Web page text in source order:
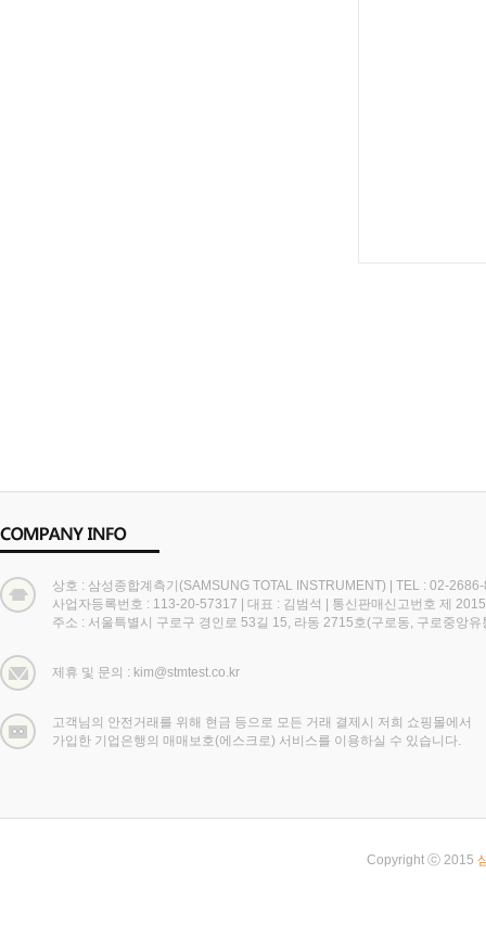
상호 : 삼성종합계측기(SAMSUNG TOTAL INSTRUMENT) | TEL : 02-
사업자등록번호 : 113-20-57317 | 대표 : 김범석 | 통신판매신고번호 제
주소 : 서울특별시 구로구 경인로 53길 15, 라동 2715호(구로동, 구로중앙유
제휴 및 문의 : kim@stmtest.co.kr
고객님의 안전거래를 위해 현금 등으로 모든 거래 결제시 저희 쇼핑몰에서
가입한 기업은행의 매매보호(에스크로) 서비스를 이용하실 수 있습니다.
Copyright ⓒ 2015